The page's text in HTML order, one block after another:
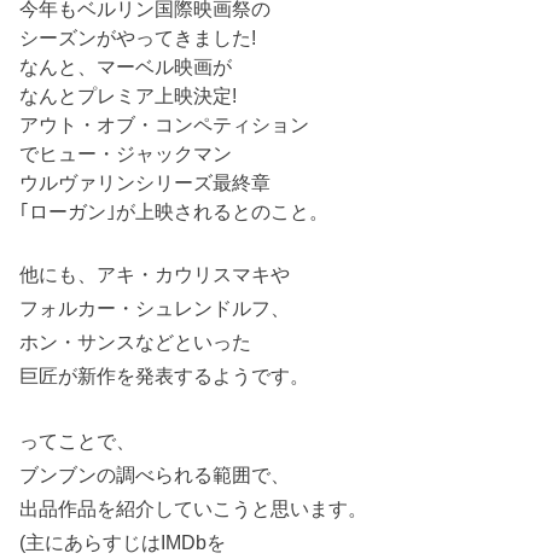
今年もベルリン国際映画祭の
シーズンがやってきました!
なんと、マーベル映画が
なんとプレミア上映決定!
アウト・オブ・コンペティション
でヒュー・ジャックマン
ウルヴァリンシリーズ最終章
｢ローガン｣が上映されるとのこと。
他にも、アキ・カウリスマキや
フォルカー・シュレンドルフ、
ホン・サンスなどといった
巨匠が新作を発表するようです。
ってことで、
ブンブンの調べられる範囲で、
出品作品を紹介していこうと思います。
(主にあらすじはIMDbを